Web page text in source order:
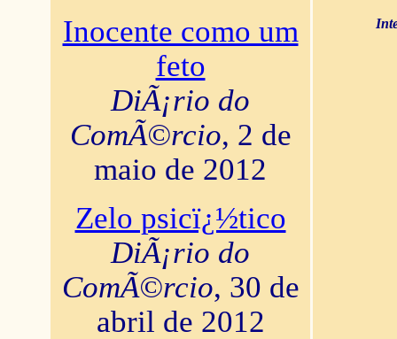
Inocente como um
feto
DiÃ¡rio do
ComÃ©rcio, 2 de
maio de 2012
Zelo psicï¿½tico
DiÃ¡rio do
ComÃ©rcio, 30 de
abril de 2012